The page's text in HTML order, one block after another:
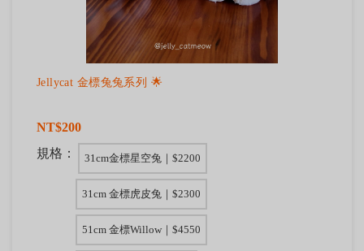
Jellycat 金標兔兔系列 🌟
NT$200
規格：
31cm金標星空兔｜$2200
31cm 金標虎皮兔｜$2300
51cm 金標Willow｜$4550